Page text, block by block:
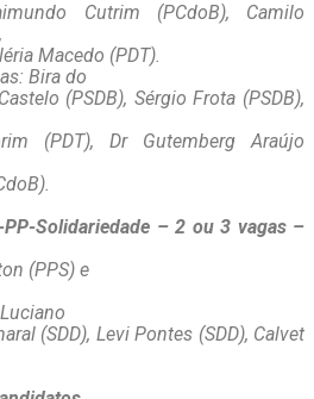
Cutrim (PCdoB), Camilo
Macedo (PDT).
Bira do
(PSDB), Sérgio Frota (PSDB),
(PDT), Dr Gutemberg Araújo
PP-Solidariedade – 2 ou 3 vagas –
(PPS) e
(SDD), Levi Pontes (SDD), Calvet